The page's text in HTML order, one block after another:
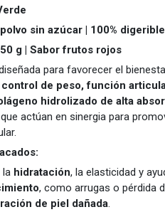
sin azúcar | 100%
g | Sabor frutos rojos
para favorecer el
control de peso, función
hidrolizado de alta
actúan en sinergia para
la hidratación, la elasticidad y
, como arrugas o pérdida
de piel dañada.